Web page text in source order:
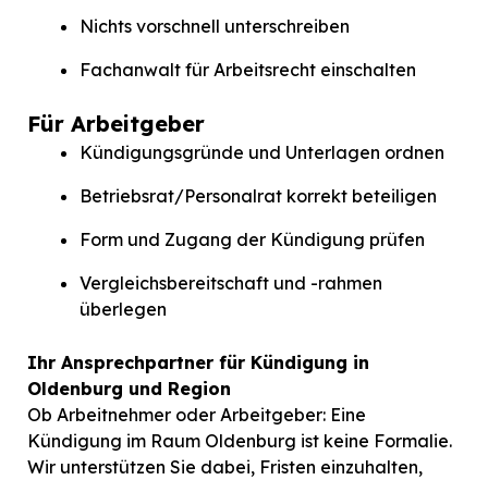
Nichts vorschnell unterschreiben
Fachanwalt für Arbeitsrecht einschalten
Für Arbeitgeber
Kündigungsgründe und Unterlagen ordnen
Betriebsrat/Personalrat korrekt beteiligen
Form und Zugang der Kündigung prüfen
Vergleichsbereitschaft und -rahmen
überlegen
Ihr Ansprechpartner für Kündigung in
Oldenburg und Region
Ob Arbeitnehmer oder Arbeitgeber: Eine
Kündigung im Raum Oldenburg ist keine Formalie.
Wir unterstützen Sie dabei, Fristen einzuhalten,